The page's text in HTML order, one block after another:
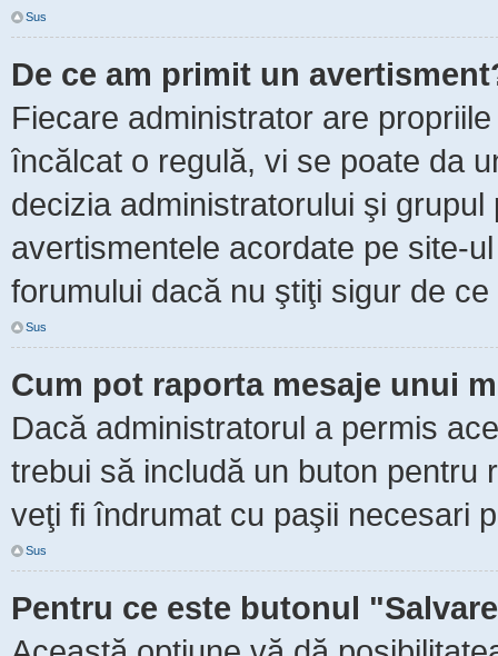
Sus
De ce am primit un
Fiecare administrator are
încălcat o regulă, vi se poate da
decizia administratorului şi
avertismentele acordate pe site-
forumului dacă nu ştiţi sigur de
Sus
Cum pot raporta mesaje unui
Dacă administratorul a permis
trebui să includă un buton pentru
veţi fi îndrumat cu paşii necesari
Sus
Pentru ce este butonul